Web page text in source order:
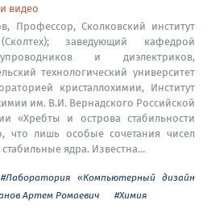
видео
Профессор, Сколковский институт
заведующий кафедрой
и диэлектриков,
технологический университет
кристаллохимии, Институт
им. В.И. Вернадского Российской
«Хребты и острова стабильности
что лишь особые сочетания чисел
ядра. Известна...
#Лаборатория «Компьютерный дизайн
Артем Ромаевич #Химия